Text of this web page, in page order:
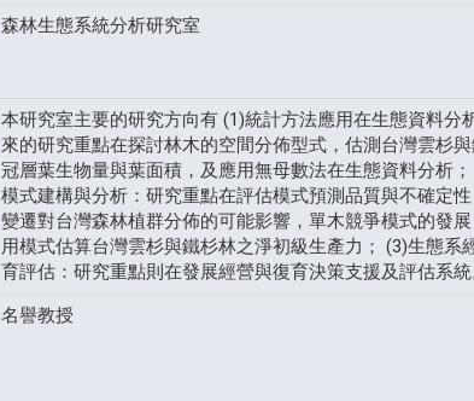
森林生態系統分析研究室
本研究室主要的研究方向有 (1)統計方法應用在生態資料分
來的研究重點在探討林木的空間分佈型式，估測台灣雲杉
冠層葉生物量與葉面積，及應用無母數法在生態資料分析
模式建構與分析：研究重點在評估模式預測品質與不確定
變遷對台灣森林植群分佈的可能影響，單木競爭模式的發展
用模式估算台灣雲杉與鐵杉林之淨初級生產力； (3)生態系
育評估：研究重點則在發展經營與復育決策支援及評估系統
名譽教授